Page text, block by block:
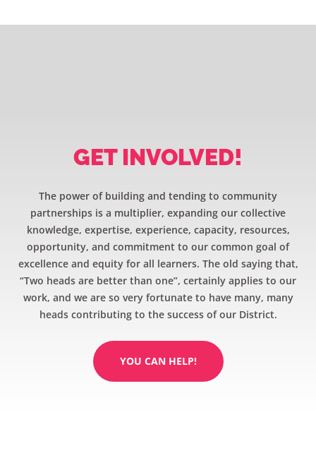
GET INVOLVED!
The power of building and tending to community
partnerships is a multiplier, expanding our collective
knowledge, expertise, experience, capacity, resources,
opportunity, and commitment to our common goal of
excellence and equity for all learners. The old saying that,
“Two heads are better than one”, certainly applies to our
work, and we are so very fortunate to have many, many
heads contributing to the success of our District.
YOU CAN HELP!